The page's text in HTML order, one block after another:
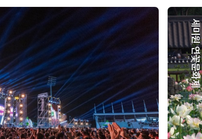
선
택
세미원 연꽃문화제